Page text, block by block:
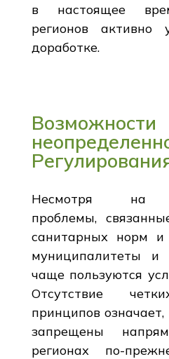
в настоящее
регионов активно
доработке.
Несмотря на
проблемы,
санитарных норм и
муниципалитеты и
чаще пользуются
Отсутствие
принципов
запрещены
регионах по-